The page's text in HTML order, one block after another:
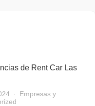
de Rent Car Las
Empresas y